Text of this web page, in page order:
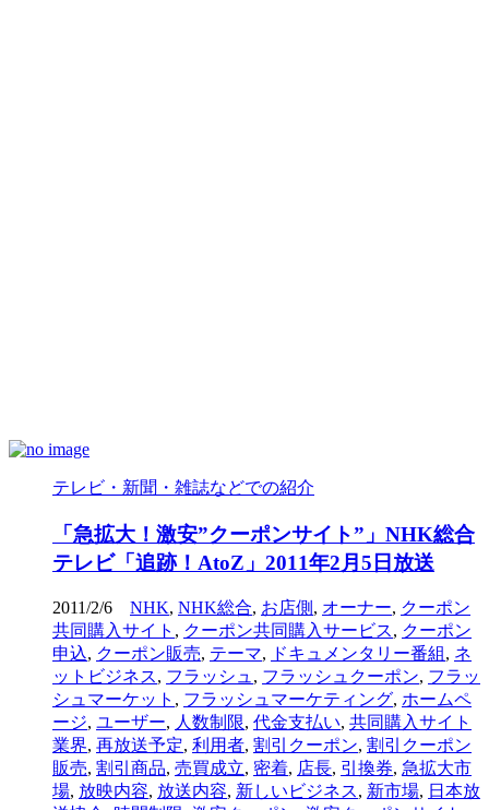
テレビ・新聞・雑誌などでの紹介
「急拡大！激安”クーポンサイト”」NHK総合
テレビ「追跡！AtoZ」2011年2月5日放送
2011/2/6 NHK, NHK総合, お店側 , オーナー, クーポン
共同購入サイト , クーポン共同購入サービス, クーポン
申込, クーポン販売, テーマ, ドキュメンタリー番組, ネ
ットビジネス, フラッシュ , フラッシュクーポン, フラッ
シュマーケット , フラッシュマーケティング, ホームペ
ージ, ユーザー, 人数制限, 代金支払い, 共同購入サイト
業界, 再放送予定, 利用者, 割引クーポン, 割引クーポン
販売, 割引商品, 売買成立, 密着, 店長, 引換券, 急拡大市
場, 放映内容, 放送内容, 新しいビジネス, 新市場, 日本放